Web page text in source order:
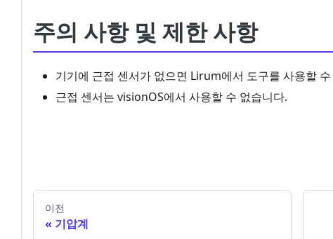
주의 사항 및 제한 사항
기기에 근접 센서가 없으면 Lirum에서 도구를 사용할
근접 센서는 visionOS에서 사용할 수 없습니다.
이전
기압계